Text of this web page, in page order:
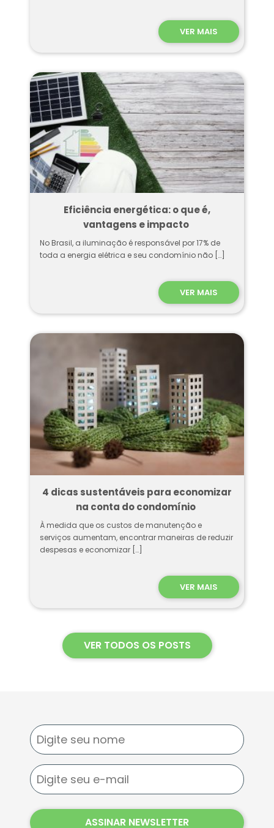
VER MAIS
Eficiência energética: o que é,
vantagens e impacto
No Brasil, a iluminação é responsável por 17% de
toda a energia elétrica e seu condomínio não […]
VER MAIS
4 dicas sustentáveis para economizar
na conta do condomínio
À medida que os custos de manutenção e
serviços aumentam, encontrar maneiras de reduzir
despesas e economizar […]
VER MAIS
VER TODOS OS POSTS